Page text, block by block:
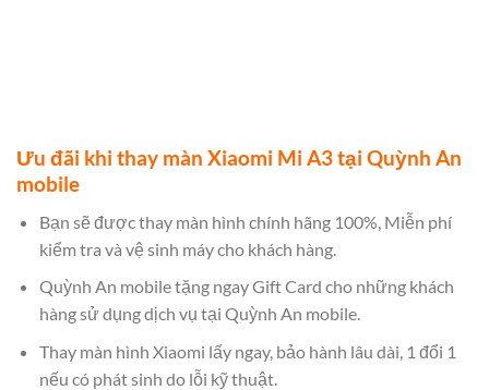
Ưu đãi khi thay màn Xiaomi Mi A3 tại Quỳnh An
mobile
Bạn sẽ được thay màn hình chính hãng 100%, Miễn phí
kiểm tra và vệ sinh máy cho khách hàng.
Quỳnh An mobile tặng ngay Gift Card cho những khách
hàng sử dụng dịch vụ tại Quỳnh An mobile.
Thay màn hình Xiaomi lấy ngay, bảo hành lâu dài, 1 đổi 1
nếu có phát sinh do lỗi kỹ thuật.